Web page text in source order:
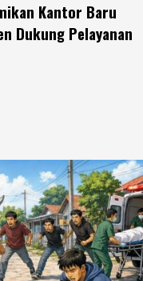
Kantor Baru
Dukung Pelayanan